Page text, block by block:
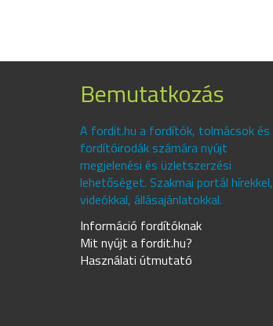
Bemutatkozás
A fordit.hu a fordítók, tolmácsok és
fordítóirodák számára nyújt
megjelenési és üzletszerzési
lehetőséget. Szakmai portál hírekkel,
videókkal, állásajánlatokkal.
Információ fordítóknak
Mit nyújt a fordit.hu?
Használati útmutató